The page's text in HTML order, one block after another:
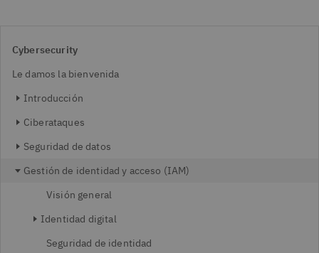
Cybersecurity
Le damos la bienvenida
Introducción
Ciberataques
Seguridad de datos
Gestión de identidad y acceso (IAM)
Visión general
Identidad digital
Seguridad de identidad